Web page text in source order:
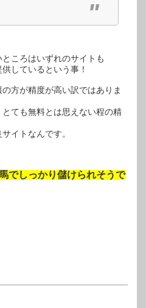
ころはいずれのサイトも
しているという事！
方が精度が高い訳ではありま
ても無料とは思えない程の精
イトなんです。
でしっかり儲けられそうで